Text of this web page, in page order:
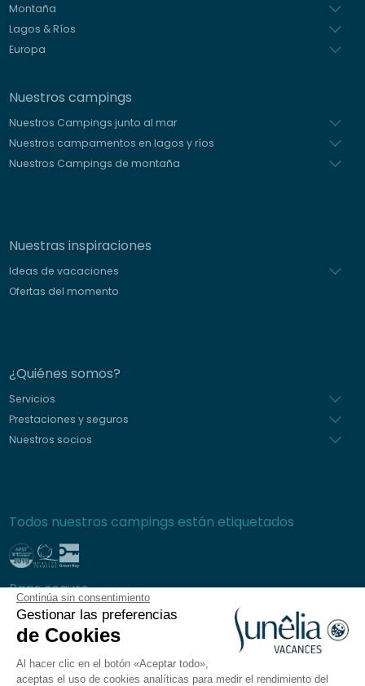
Continúa sin consentimiento
Gestionar las preferencias
de Cookies
Al hacer clic en el botón «Aceptar todo»,
aceptas el uso de cookies analíticas para medir el rendimiento del
Montaña
Lagos & Ríos
Europa
Nuestros campings
Nuestros Campings junto al mar
Nuestros campamentos en lagos y ríos
Nuestros Campings de montaña
Nuestras inspiraciones
Ideas de vacaciones
Ofertas del momento
¿Quiénes somos?
Servicios
Prestaciones y seguros
Nuestros socios
Todos nuestros campings están etiquetados
Pago seguro
Preguntas frecuentes